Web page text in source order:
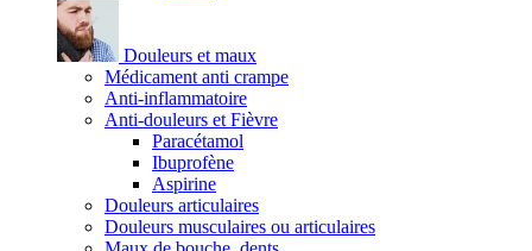
Douleurs et maux
Médicament anti crampe
Anti-inflammatoire
Anti-douleurs et Fièvre
Paracétamol
Ibuprofène
Aspirine
Douleurs articulaires
Douleurs musculaires ou articulaires